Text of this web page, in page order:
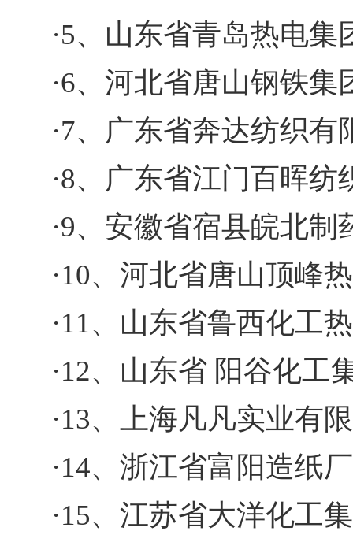
·5、山东省青岛热电集
·6、河北省唐山钢铁集
·7、广东省奔达纺织有
·8、广东省江门百晖纺
·9、安徽省宿县皖北制
·10、河北省唐山顶峰
·11、山东省鲁西化工
·12、山东省 阳谷化工
·13、上海凡凡实业有
·14、浙江省富阳造纸厂
·15、江苏省大洋化工